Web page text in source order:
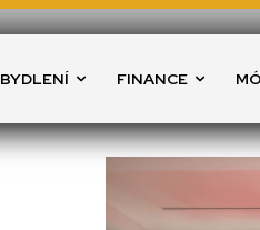
BYDLENÍ FINANCE